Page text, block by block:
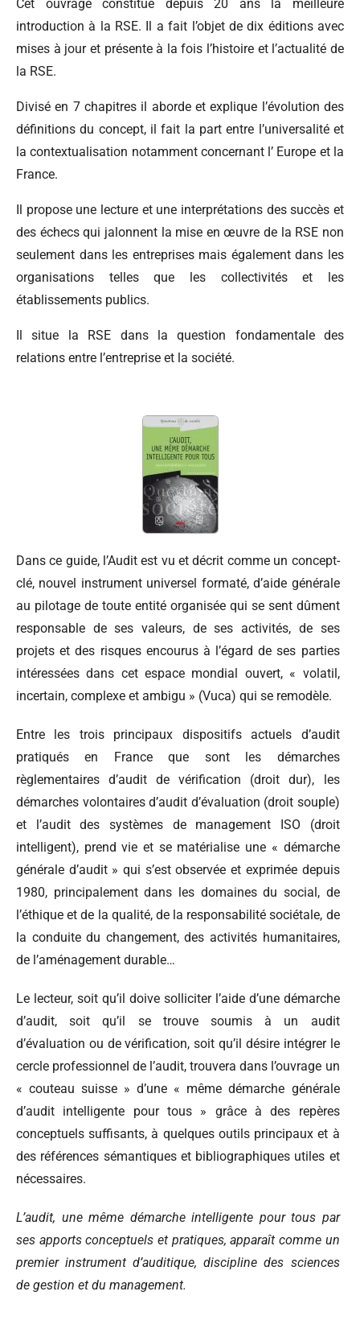
Cet ouvrage constitue depuis 20 ans la meilleure
introduction à la RSE. Il a fait l’objet de dix éditions avec
mises à jour et présente à la fois l’histoire et l’actualité de
la RSE.
Divisé en 7 chapitres il aborde et explique l’évolution des
définitions du concept, il fait la part entre l’universalité et
la contextualisation notamment concernant l’ Europe et la
France.
Il propose une lecture et une interprétations des succès et
des échecs qui jalonnent la mise en œuvre de la RSE non
seulement dans les entreprises mais également dans les
organisations telles que les collectivités et les
établissements publics.
Il situe la RSE dans la question fondamentale des
relations entre l’entreprise et la société.
Dans ce guide, l’Audit est vu et décrit comme un concept-
clé, nouvel instrument universel formaté, d’aide générale
au pilotage de toute entité organisée qui se sent dûment
responsable de ses valeurs, de ses activités, de ses
projets et des risques encourus à l’égard de ses parties
intéressées dans cet espace mondial ouvert, « volatil,
incertain, complexe et ambigu » (Vuca) qui se remodèle.
Entre les trois principaux dispositifs actuels d’audit
pratiqués en France que sont les démarches
règlementaires d’audit de vérification (droit dur), les
démarches volontaires d’audit d’évaluation (droit souple)
et l’audit des systèmes de management ISO (droit
intelligent), prend vie et se matérialise une « démarche
générale d’audit » qui s’est observée et exprimée depuis
1980, principalement dans les domaines du social, de
l’éthique et de la qualité, de la responsabilité sociétale, de
la conduite du changement, des activités humanitaires,
de l’aménagement durable…
Le lecteur, soit qu’il doive solliciter l’aide d’une démarche
d’audit, soit qu’il se trouve soumis à un audit
d’évaluation ou de vérification, soit qu’il désire intégrer le
cercle professionnel de l’audit, trouvera dans l’ouvrage un
« couteau suisse » d’une « même démarche générale
d’audit intelligente pour tous » grâce à des repères
conceptuels suffisants, à quelques outils principaux et à
des références sémantiques et bibliographiques utiles et
nécessaires.
L’audit, une même démarche intelligente pour tous par
ses apports conceptuels et pratiques, apparaît comme un
premier instrument d’auditique, discipline des sciences
de gestion et du management.